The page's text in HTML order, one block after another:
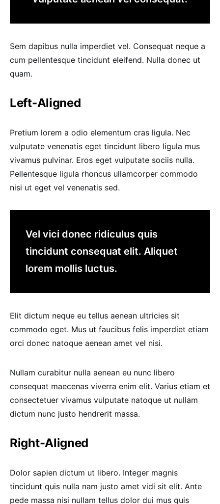
Sem dapibus nulla imperdiet vel. Consequat neque a
cum pellentesque tincidunt eleifend. Nulla donec ut
quam.
Left-Aligned
Pretium lorem a odio elementum cras ligula. Nec
vulputate venenatis eget tincidunt libero ligula mus
vivamus pulvinar. Eros eget vulputate sociis nulla.
Pellentesque ligula rhoncus ullamcorper commodo
nisi ut eget vel venenatis sed.
Vel vici donec ridiculus quis
tincidunt consequat elit. Aliquet
lorem mollis luctus.
Elit dictum neque eu tellus aenean ultricies sit
commodo eget. Mus ut faucibus felis imperdiet etiam
orci donec natoque aenean amet vel nisi.
Nullam curabitur nulla aenean eu nunc libero
consequat maecenas viverra enim elit. Varius etiam et
consectetuer vivamus vulputate natoque ut nullam
dictum nunc justo hendrerit massa.
Right-Aligned
Dolor sapien dictum ut libero. Integer magnis
tincidunt quis nulla nam justo amet vidi sit elit. Ante
pede massa nisi nullam tellus dolor dui mus quis